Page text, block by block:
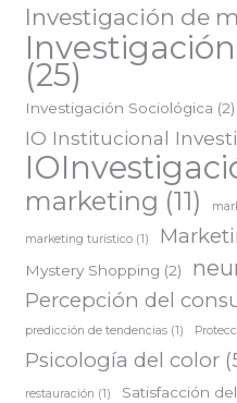
Investigación de
(25)
Investigación Sociológica (2)
IO Institucional
marketing (11)
marketing turístico (1)
Mystery Shopping (2)
Percepción del
predicción de tendencias (1)
Psicología del color
restauración (1) Satisfacción